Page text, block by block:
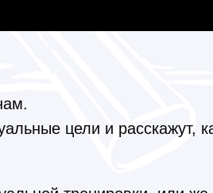
цели и расскажут,